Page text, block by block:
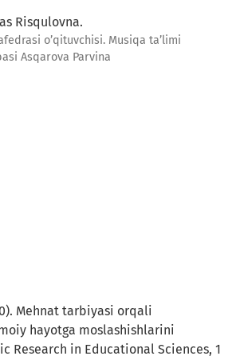
Risqulovna.
o’qituvchisi. Musiqa ta’limi
Asqarova Parvina
Mehnat tarbiyasi orqali
hayotga moslashishlarini
Research in Educational Sciences, 1